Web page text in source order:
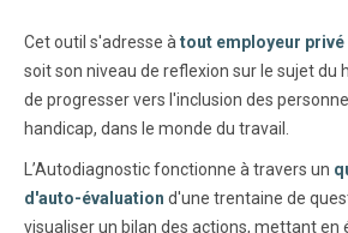
Cet outil s'adresse à tout employeur privé
soit son niveau de reflexion sur le sujet du
de progresser vers l'inclusion des
handicap, dans le monde du travail.
L’Autodiagnostic fonctionne à travers un
d'auto-évaluation d'une trentaine de
visualiser un bilan des actions, mettant en